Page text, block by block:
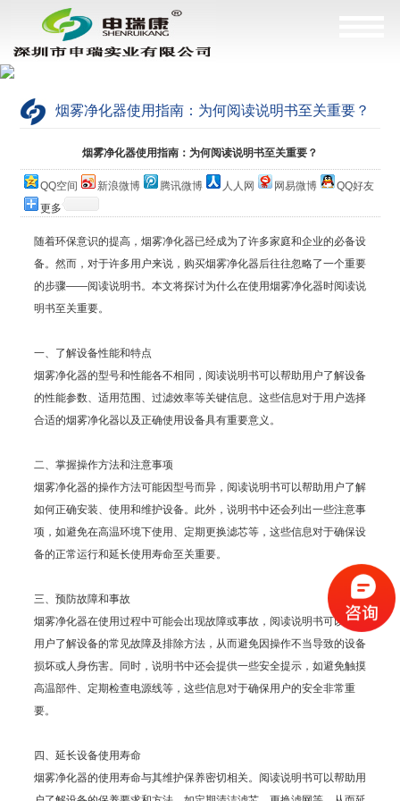
烟雾净化器使用指南：为何阅读说明书至关重要？
烟雾净化器使用指南：为何阅读说明书至关重要？
QQ空间 新浪微博 腾讯微博 人人网 网易微博
QQ好友
更多
随着环保意识的提高，烟雾净化器已经成为了许多家庭和企业的必备设
备。然而，对于许多用户来说，购买烟雾净化器后往往忽略了一个重要
的步骤——阅读说明书。本文将探讨为什么在使用烟雾净化器时阅读说
明书至关重要。
一、了解设备性能和特点
烟雾净化器的型号和性能各不相同，阅读说明书可以帮助用户了解设备
的性能参数、适用范围、过滤效率等关键信息。这些信息对于用户选择
合适的烟雾净化器以及正确使用设备具有重要意义。
二、掌握操作方法和注意事项
烟雾净化器的操作方法可能因型号而异，阅读说明书可以帮助用户了解
如何正确安装、使用和维护设备。此外，说明书中还会列出一些注意事
项，如避免在高温环境下使用、定期更换滤芯等，这些信息对于确保设
备的正常运行和延长使用寿命至关重要。
三、预防故障和事故
烟雾净化器在使用过程中可能会出现故障或事故，阅读说明书可以帮助
用户了解设备的常见故障及排除方法，从而避免因操作不当导致的设备
损坏或人身伤害。同时，说明书中还会提供一些安全提示，如避免触摸
高温部件、定期检查电源线等，这些信息对于确保用户的安全非常重
要。
四、延长设备使用寿命
烟雾净化器的使用寿命与其维护保养密切相关。阅读说明书可以帮助用